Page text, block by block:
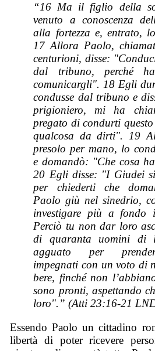
“16 Ma il figlio della
venuto a conoscenza
alla fortezza e, entrato,
17 Allora Paolo,
centurioni, disse:
dal tribuno, perché
comunicargli". 18 Egli
condusse dal tribuno e
prigioniero, mi ha
pregato di condurti
qualcosa da dirti". 19
presolo per mano, lo
e domandò: "Che cosa
20 Egli disse: "I Giudei
per chiederti che
Paolo giù nel sinedrio,
investigare più a fondo
Perciò tu non dar loro
di quaranta uomini di
agguato per
impegnati con un voto di
bere, finché non
sono pronti, aspettando
loro".” (Atti 23:16-21
Essendo Paolo un cittadino
libertà di poter ricevere